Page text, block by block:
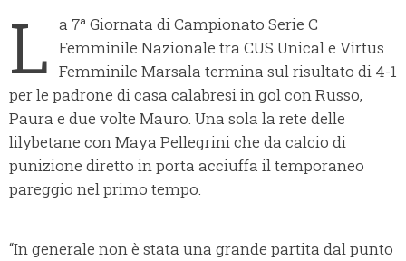
L a 7ª Giornata di Campionato Serie C
Femminile Nazionale tra CUS Unical e Virtus
Femminile Marsala termina sul risultato di 4-1
per le padrone di casa calabresi in gol con Russo,
Paura e due volte Mauro. Una sola la rete delle
lilybetane con Maya Pellegrini che da calcio di
punizione diretto in porta acciuffa il temporaneo
pareggio nel primo tempo.
“In generale non è stata una grande partita dal punto